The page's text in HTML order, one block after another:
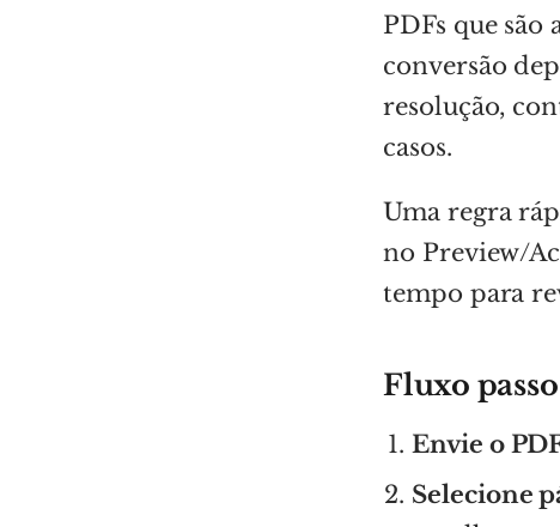
PDFs que
conversão
resolução,
casos.
Uma regra
no Preview/
tempo para
Fluxo passo
Envie o
Selecione